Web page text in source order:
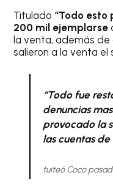
Titulado “Todo esto
200 mil ejemplarse
la venta, además de
salieron a la venta el
“Todo fue
denuncias
provocado la
las cuentas de
tuiteó Coco